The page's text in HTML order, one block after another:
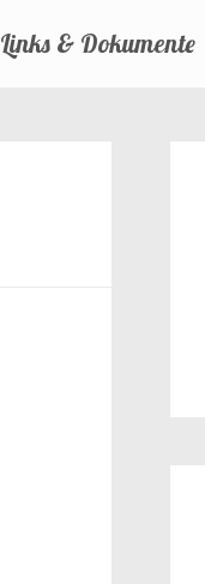
Links & Dokumente